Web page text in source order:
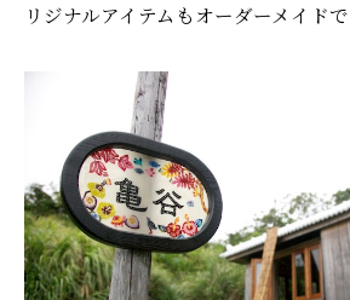
リジナルアイテムもオーダーメイドで